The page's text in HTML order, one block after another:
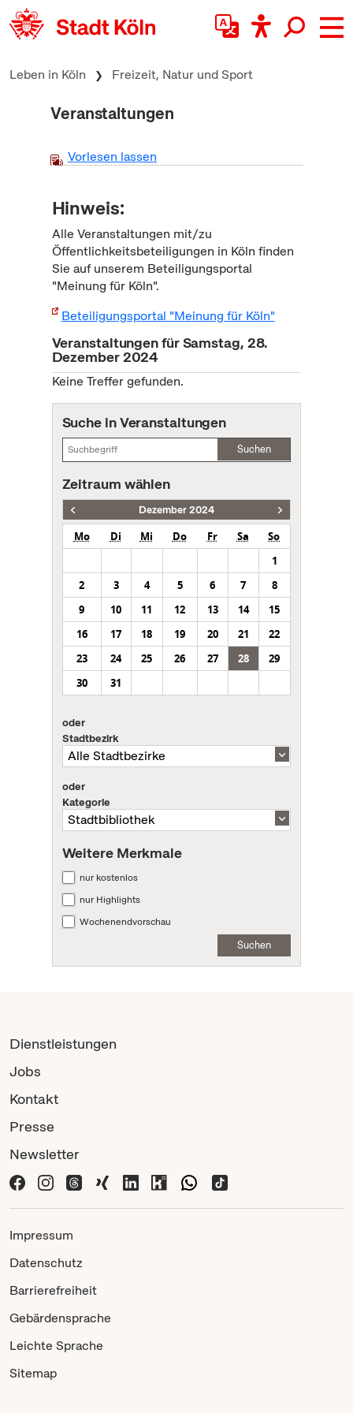
zum Inhalt springen
Leben in Köln Freizeit, Natur und Sport
Veranstaltungen
Vorlesen lassen
Hinweis:
Alle Veranstaltungen mit/zu
Öffentlichkeitsbeteiligungen in Köln finden
Sie auf unserem Beteiligungsportal
"Meinung für Köln".
Beteiligungsportal "Meinung für Köln"
Veranstaltungen für Samstag, 28.
Dezember 2024
Keine Treffer gefunden.
Suche in Veranstaltungen
Suchen
Zeitraum wählen
Dezember 2024
Mo Di Mi Do Fr Sa
So
1
2
3 4 5 6 7
8
9
10 11 12 13 14
15
16
17 18 19 20 21
22
23
24 25 26 27 28
29
30
31
oder
Stadtbezirk
oder
Kategorie
Weitere Merkmale
nur kostenlos
nur Highlights
Wochenendvorschau
Suchen
Dienstleistungen
Jobs
Kontakt
Presse
Newsletter
Impressum
Datenschutz
Barrierefreiheit
Gebärdensprache
Leichte Sprache
Sitemap